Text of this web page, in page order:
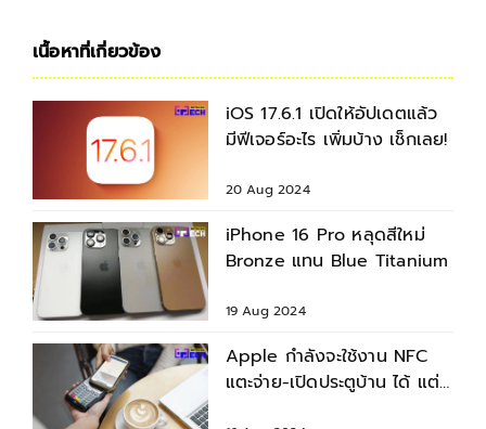
เนื้อหาที่เกี่ยวข้อง
iOS 17.6.1 เปิดให้อัปเดตแล้ว
มีฟีเจอร์อะไร เพิ่มบ้าง เช็กเลย!
20 Aug 2024
iPhone 16 Pro หลุดสีใหม่
Bronze แทน Blue Titanium
19 Aug 2024
Apple กำลังจะใช้งาน NFC
แตะจ่าย-เปิดประตูบ้าน ได้ แต่